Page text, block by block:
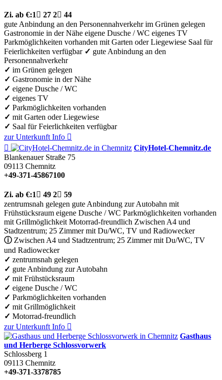
Zi. ab €:1  27 2 44
gute Anbindung an den Personennahverkehr im Grünen gelegen
Gastronomie in der Nähe eigene Dusche / WC eigenes TV
Parkmöglichkeiten vorhanden mit Garten oder Liegewiese Saal für
Feierlichkeiten verfügbar ✓ gute Anbindung an den
Personennahverkehr
✓ im Grünen gelegen
✓ Gastronomie in der Nähe
✓ eigene Dusche / WC
✓ eigenes TV
✓ Parkmöglichkeiten vorhanden
✓ mit Garten oder Liegewiese
✓ Saal für Feierlichkeiten verfügbar
zur Unterkunft Info 

CityHotel-Chemnitz.de
Blankenauer Straße 75
09113 Chemnitz
+49-371-45867100
Zi. ab €:1  49 2 59
zentrumsnah gelegen gute Anbindung zur Autobahn mit
Frühstücksraum eigene Dusche / WC Parkmöglichkeiten vorhanden
mit Grillmöglichkeit Motorrad-freundlich Zwischen A4 und
Stadtzentrum; 25 Zimmer mit Du/WC, TV und Radiowecker
ⓘZwischen A4 und Stadtzentrum; 25 Zimmer mit Du/WC, TV
und Radiowecker
✓ zentrumsnah gelegen
✓ gute Anbindung zur Autobahn
✓ mit Frühstücksraum
✓ eigene Dusche / WC
✓ Parkmöglichkeiten vorhanden
✓ mit Grillmöglichkeit
✓ Motorrad-freundlich
zur Unterkunft Info 
Gasthaus
und Herberge Schlossvorwerk
Schlossberg 1
09113 Chemnitz
+49-371-3378785